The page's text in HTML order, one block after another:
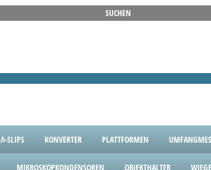
Λ-SLIPS KONVERTER PLATTFORMEN
MIKROSKOPKONDENSOREN OBJEKTHALTER